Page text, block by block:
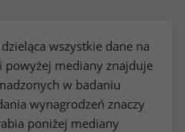
wszystkie dane na
powyżej mediany znajduje
w badaniu
wynagrodzeń znaczy
poniżej mediany